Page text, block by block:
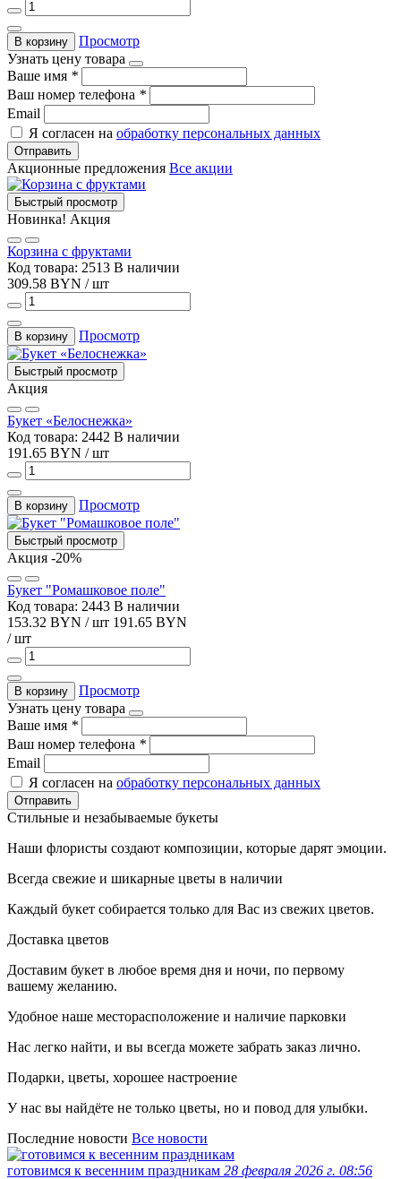
В корзину
Просмотр
Узнать цену товара
Ваше имя *
Ваш номер телефона *
Email
Я согласен на обработку персональных данных
Отправить
Акционные предложения Все акции
Быстрый просмотр
Новинка! Акция
Корзина с фруктами
Код товара: 2513 В наличии
309.58 BYN / шт
В корзину Просмотр
Быстрый просмотр
Акция
Букет «Белоснежка»
Код товара: 2442 В наличии
191.65 BYN / шт
В корзину Просмотр
Быстрый просмотр
Акция -20%
Букет "Ромашковое поле"
Код товара: 2443 В наличии
153.32 BYN / шт 191.65 BYN
/ шт
В корзину
Просмотр
Узнать цену товара
Ваше имя *
Ваш номер телефона *
Email
Я согласен на обработку персональных данных
Отправить
Стильные и незабываемые букеты
Наши флористы создают композиции, которые дарят эмоции.
Всегда свежие и шикарные цветы в наличии
Каждый букет собирается только для Вас из свежих цветов.
Доставка цветов
Доставим букет в любое время дня и ночи, по первому
вашему желанию.
Удобное наше месторасположение и наличие парковки
Нас легко найти, и вы всегда можете забрать заказ лично.
Подарки, цветы, хорошее настроение
У нас вы найдёте не только цветы, но и повод для улыбки.
Последние новости Все новости
готовимся к весенним праздникам 28 февраля 2026 г. 08:56